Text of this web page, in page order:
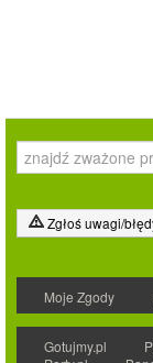
Zgłoś uwagi/
Moje Zgody
Gotujmy.pl